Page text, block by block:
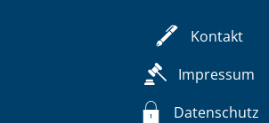
Kontakt
Impressum
Datenschutz